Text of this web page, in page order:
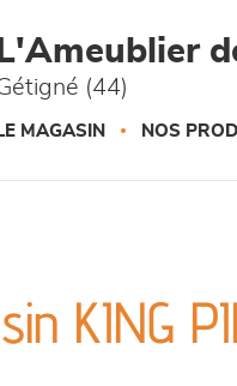
L'Ameublier
(44)
LE MAGASIN NOS
KING